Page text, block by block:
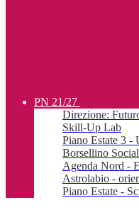
PN 21/27
Direzione:
Skill-Up Lab
Piano Estate 3 -
Borsellino
Agenda Nord -
Astrolabio -
Piano Estate -